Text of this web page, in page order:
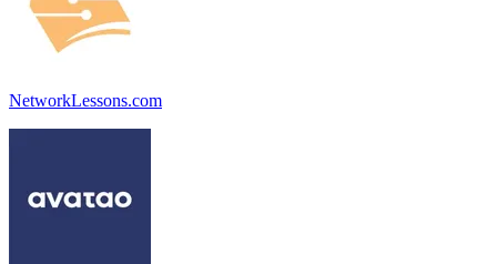
NetworkLessons.com